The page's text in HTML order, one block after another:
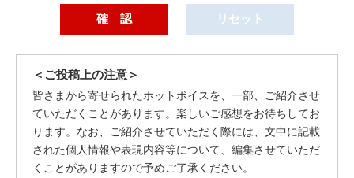
＜ご投稿上の注意＞
皆さまから寄せられたホットボイスを、一部、ご紹介させ
ていただくことがあります。楽しいご感想をお待ちしてお
ります。なお、ご紹介させていただく際には、文中に記載
された個人情報や表現内容等について、編集させていただ
くことがありますので予めご了承ください。